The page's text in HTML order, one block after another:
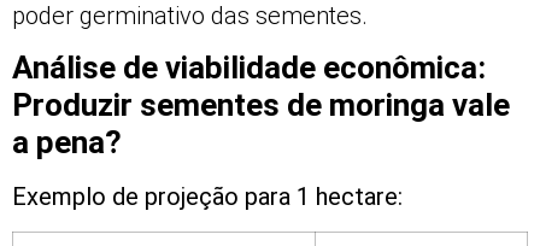
poder germinativo das sementes.
Análise de viabilidade econômica:
Produzir sementes de moringa vale
a pena?
Exemplo de projeção para 1 hectare: